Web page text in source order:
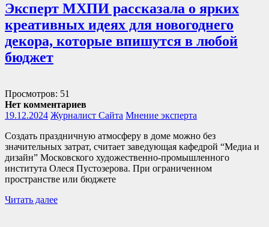
Эксперт МХПИ рассказала о ярких
креативных идеях для новогоднего
декора, которые впишутся в любой
бюджет
Просмотров: 51
Нет комментариев
19.12.2024 Журналист Сайта Мнение эксперта
Создать праздничную атмосферу в доме можно без
значительных затрат, считает заведующая кафедрой “Медиа и
дизайн” Московского художественно-промышленного
института Олеся Пустозерова. При ограниченном
пространстве или бюджете
Читать далее